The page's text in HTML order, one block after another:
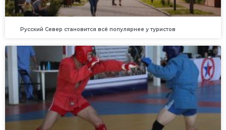
Русский Север становится всё популярнее у туристов